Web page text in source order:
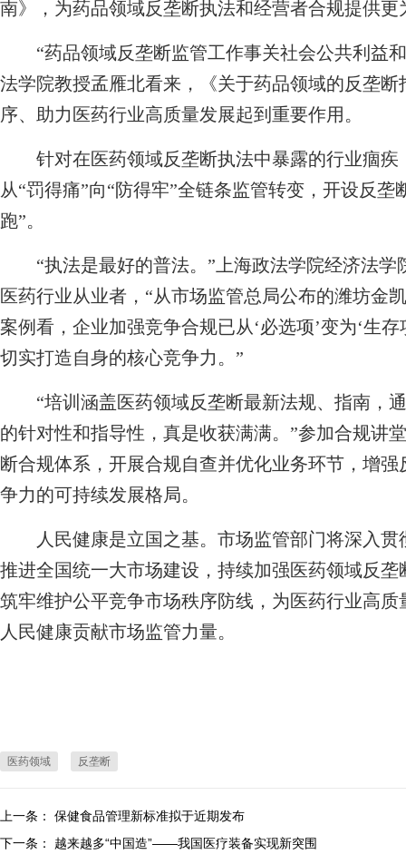
南》，为药品领域反垄断执法和经营者合规提供
“药品领域反垄断监管工作事关社会公共利益和
法学院教授孟雁北看来，《关于药品领域的反垄
序、助力医药行业高质量发展起到重要作用。
针对在医药领域反垄断执法中暴露的行业痼疾
从“罚得痛”向“防得牢”全链条监管转变，开设反
跑”。
“执法是最好的普法。”上海政法学院经济法学
医药行业从业者，“从市场监管总局公布的潍坊金
案例看，企业加强竞争合规已从‘必选项’变为‘生
切实打造自身的核心竞争力。”
“培训涵盖医药领域反垄断最新法规、指南，
的针对性和指导性，真是收获满满。”参加合规讲
断合规体系，开展合规自查并优化业务环节，增
争力的可持续发展格局。
人民健康是立国之基。市场监管部门将深入贯
推进全国统一大市场建设，持续加强医药领域反
筑牢维护公平竞争市场秩序防线，为医药行业高
人民健康贡献市场监管力量。
医药领域 反垄断
上一条： 保健食品管理新标准拟于近期发布
下一条： 越来越多“中国造”——我国医疗装备实现新突围